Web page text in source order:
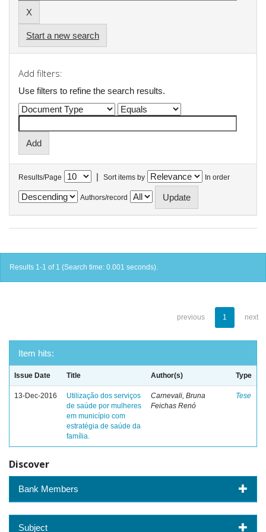
Start a new search
Add filters:
Use filters to refine the search results.
Results/Page | Sort items by In order
Authors/record
Results 1-1 of 1 (Search time: 0.001 seconds).
previous 1 next
Item hits:
Issue Date Title Author(s) Type
13-Dec-2016
Utilização dos serviços
de saúde por mulheres
em município com
estratégia de saúde da
família.
Carnevali, Bruna
Feichas Renó
Tese
Discover
Bank Members
Subject